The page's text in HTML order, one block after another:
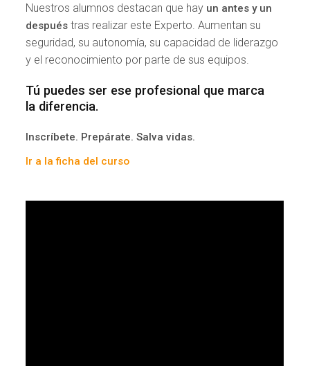
Nuestros alumnos destacan que hay un antes y un
después tras realizar este Experto. Aumentan su
seguridad, su autonomía, su capacidad de liderazgo
y el reconocimiento por parte de sus equipos.
Tú puedes ser ese profesional que marca
la diferencia.
Inscríbete. Prepárate. Salva vidas.
Ir a la ficha del curso